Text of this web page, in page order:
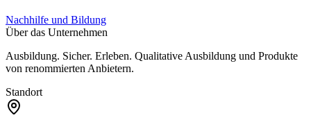
Nachhilfe und Bildung
Über das Unternehmen
Ausbildung. Sicher. Erleben. Qualitative Ausbildung und Produkte
von renommierten Anbietern.
Standort